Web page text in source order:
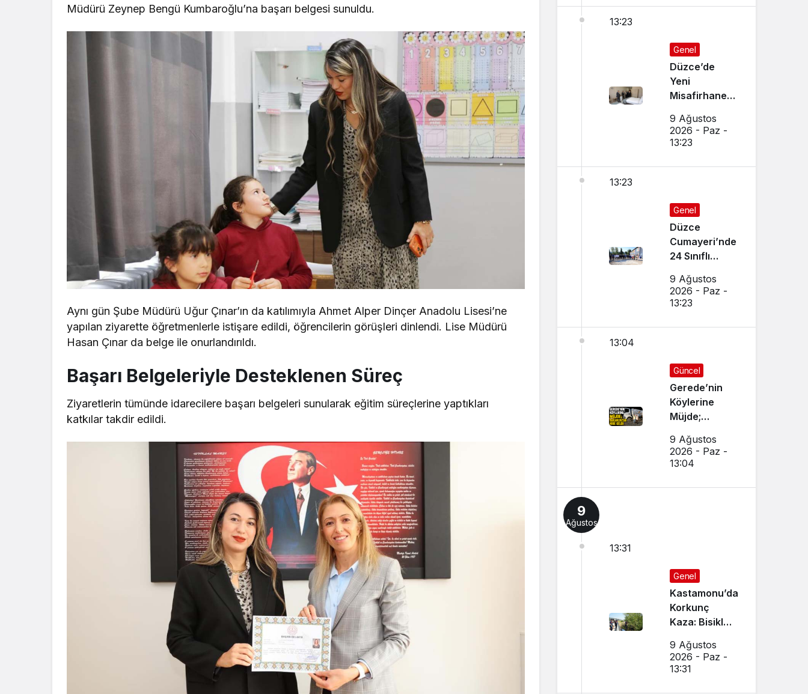
Müdürü Zeynep Bengü Kumbaroğlu’na başarı belgesi sunuldu.
Aynı gün Şube Müdürü Uğur Çınar’ın da katılımıyla Ahmet Alper Dinçer Anadolu Lisesi’ne
yapılan ziyarette öğretmenlerle istişare edildi, öğrencilerin görüşleri dinlendi. Lise Müdürü
Hasan Çınar da belge ile onurlandırıldı.
Başarı Belgeleriyle Desteklenen Süreç
Ziyaretlerin tümünde idarecilere başarı belgeleri sunularak eğitim süreçlerine yaptıkları
katkılar takdir edildi.
13:23
Genel
Düzce’de
Yeni
Misafirhane
Açıldı
9 Ağustos
2026 - Paz -
13:23
13:23
Genel
Düzce
Cumayeri’nde
24 Sınıflı
İnşaatı
Başladı
9 Ağustos
2026 - Paz -
13:23
13:04
Güncel
Gerede’nin
Köylerine
Müjde;
Hibe Geldi
9 Ağustos
2026 - Paz -
13:04
9
Ağustos
13:31
Genel
Kastamonu’da
Korkunç
Kaza: Bisiklet
Ağaç Altında
Ölü Bulundu
9 Ağustos
2026 - Paz -
13:31